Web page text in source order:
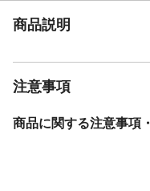
商品説明
注意事項
商品に関する注意事項